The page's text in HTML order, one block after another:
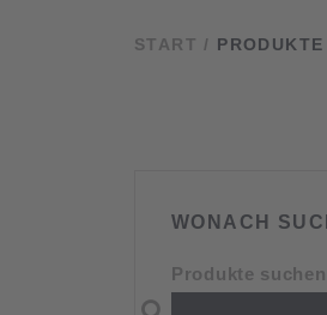
START /
WONACH